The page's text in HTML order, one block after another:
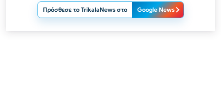
Πρόσθεσε το TrikalaNews στο Google News